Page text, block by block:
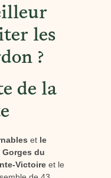
les
?
de la
et le
du
Victoireet le